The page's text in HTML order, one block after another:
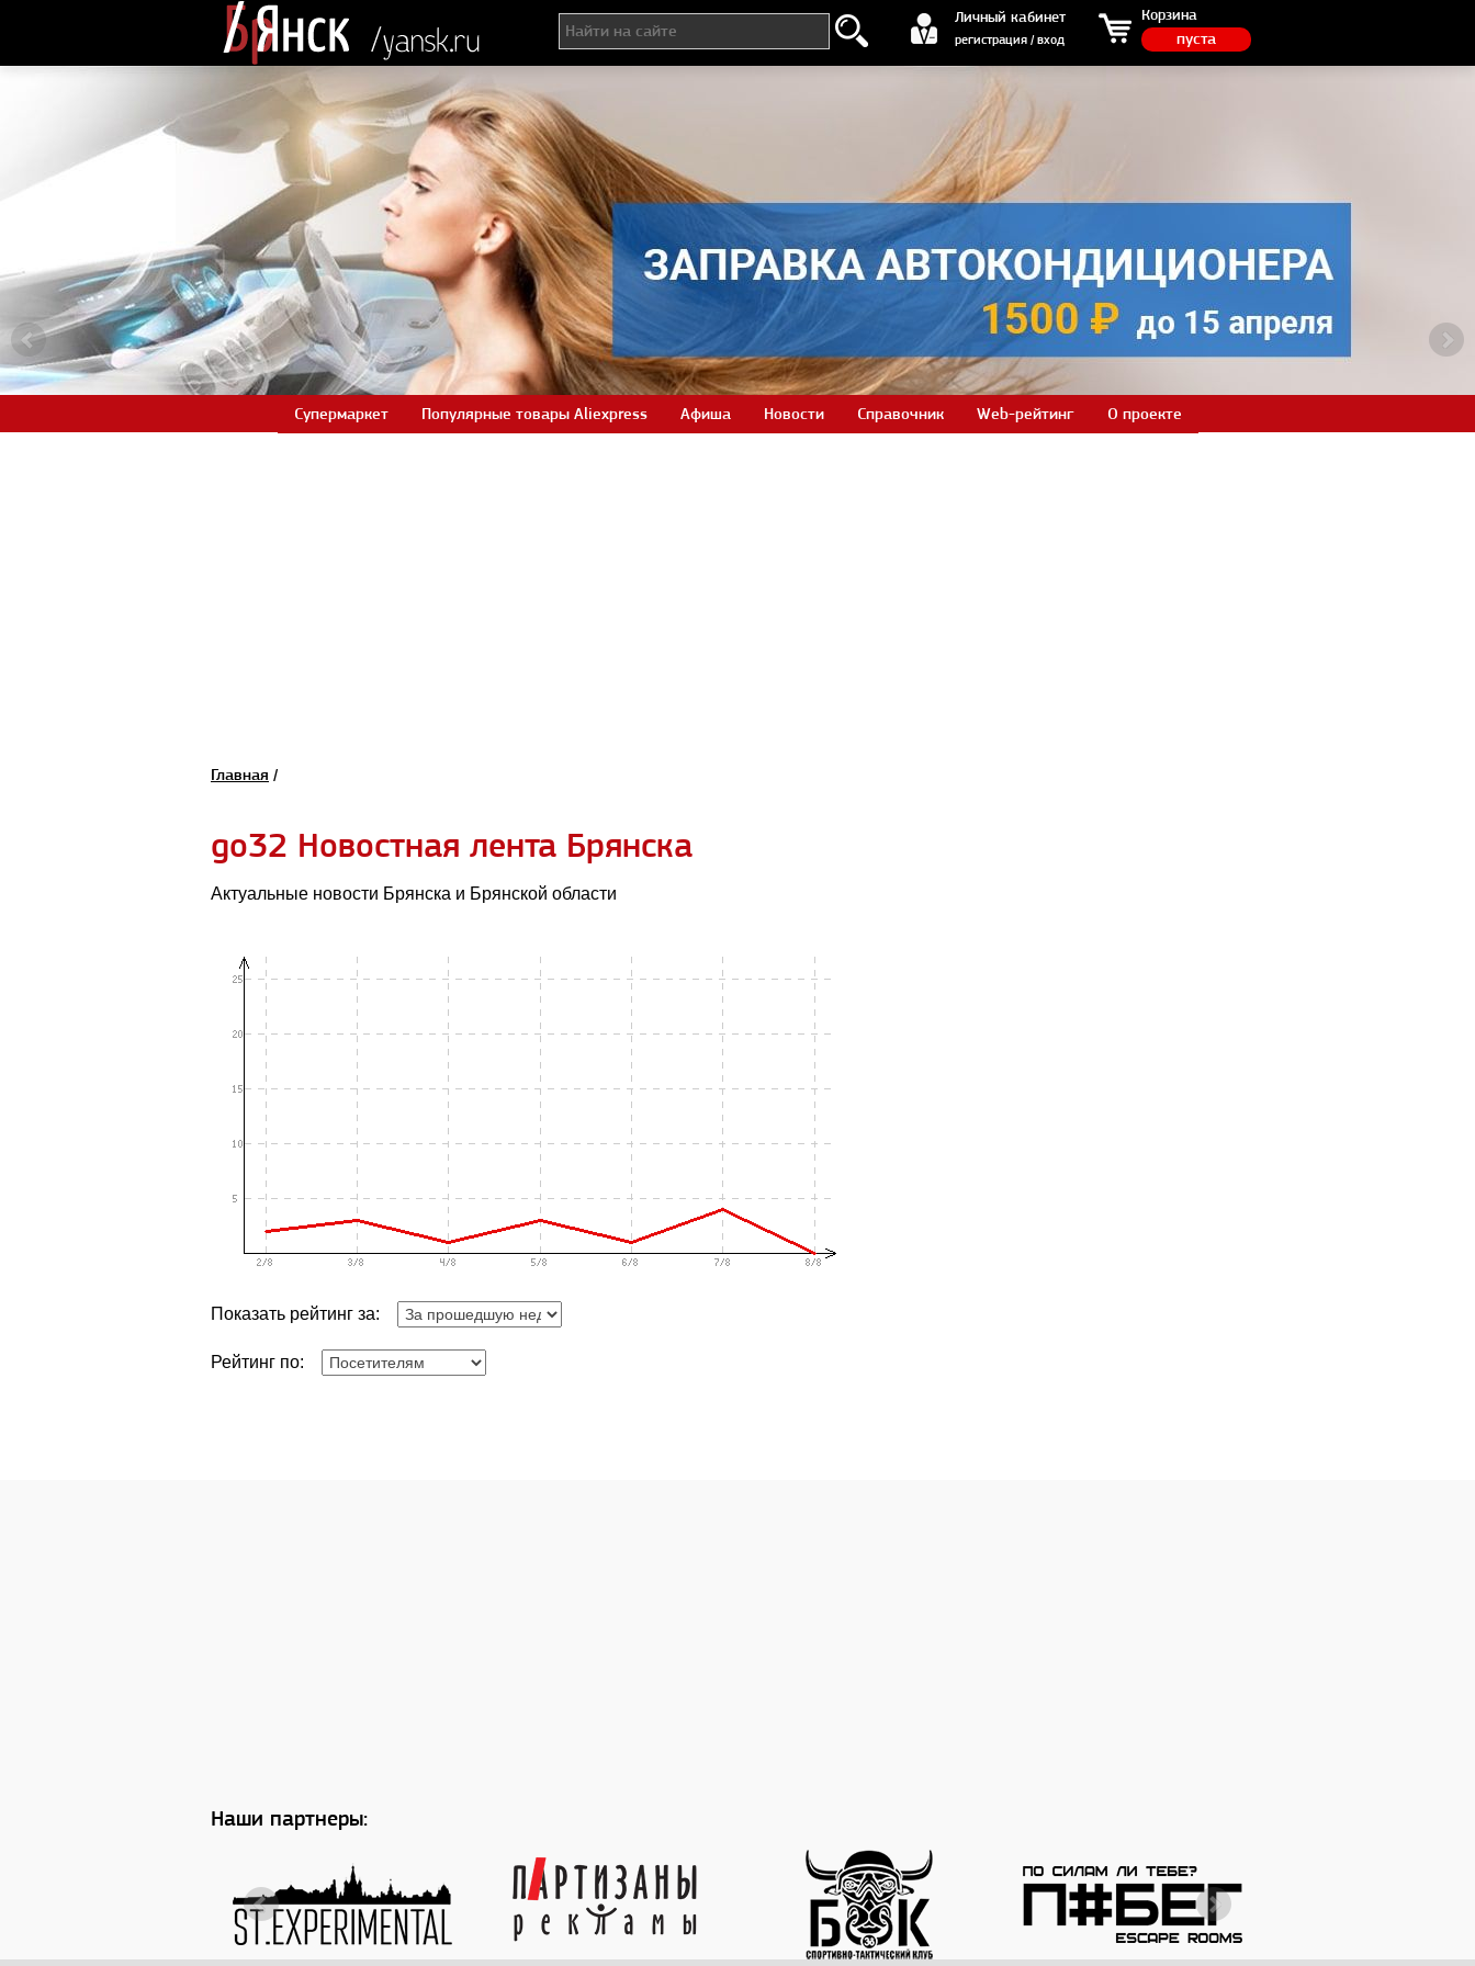
Личный кабинет
регистрация / вход
регистрация / вход Корзина
пуста
Супермаркет Популярные товары Aliexpress Афиша Новости Справочник Web-рейтинг О проекте
Главная /
go32 Новостная лента Брянска
Актуальные новости Брянска и Брянской области
Показать рейтинг за:
Рейтинг по:
Наши партнеры: